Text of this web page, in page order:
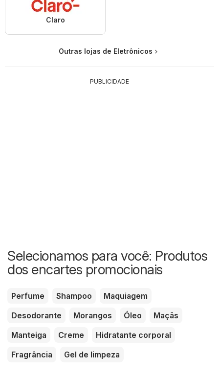
Claro
Outras lojas de Eletrônicos
PUBLICIDADE
Selecionamos para você: Produtos
dos encartes promocionais
Perfume Shampoo
Maquiagem
Desodorante
Morangos Óleo
Maçãs
Manteiga
Creme
Hidratante corporal
Fragrância
Gel de limpeza